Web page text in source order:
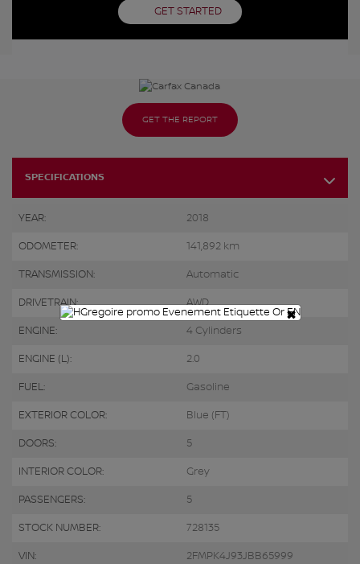
GET THE REPORT
SPECIFICATIONS
YEAR: 2018
ODOMETER: 141,892 km
TRANSMISSION: Automatic
DRIVETRAIN: AWD
ENGINE: 4 Cylinders
ENGINE (L): 2.0
FUEL: Gasoline
EXTERIOR COLOR: Blue (FT)
DOORS: 5
INTERIOR COLOR: Grey
PASSENGERS: 5
STOCK NUMBER: 728135
VIN: 2FMPK4J93JBB65999
GET STARTED
×